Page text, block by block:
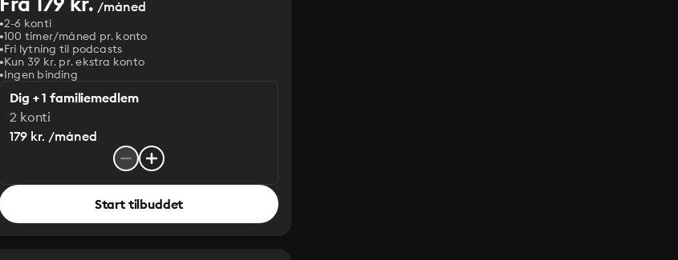
/måned
2-6 konti
100 timer/måned pr. konto
Fri lytning til podcasts
Kun 39 kr. pr. ekstra konto
Ingen binding
Dig + 1 familiemedlem
2 konti
179 kr. /måned
Start tilbuddet